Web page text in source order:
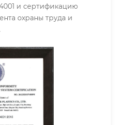
и сертификацию
охраны труда и